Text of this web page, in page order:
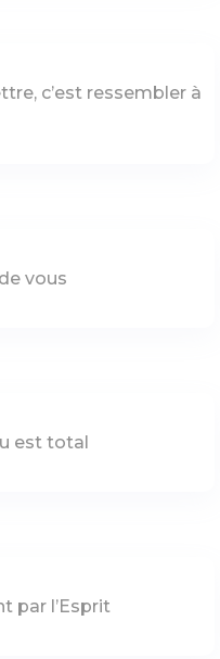
c’est ressembler à
vous
est total
par l’Esprit